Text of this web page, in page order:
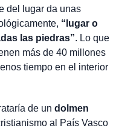
del lugar da unas
“lugar o
las piedras”. Lo que
más de 40 millones
tiempo en el interior
de un dolmen
al País Vasco